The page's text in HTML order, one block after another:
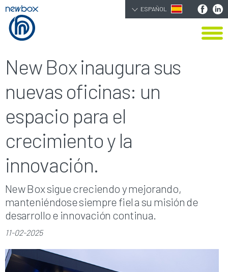
ESPAÑOL
New Box inaugura sus
nuevas oficinas: un
espacio para el
crecimiento y la
innovación.
New Box sigue creciendo y mejorando,
manteniéndose siempre fiel a su misión de
desarrollo e innovación continua.
11-02-2025